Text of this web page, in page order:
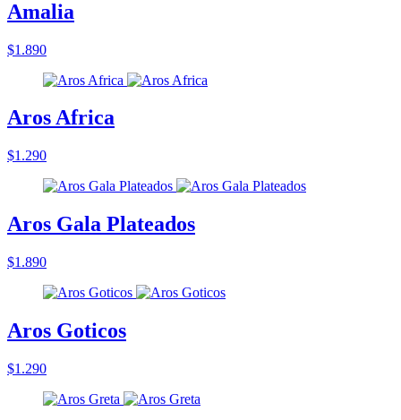
Amalia
$1.890
Aros Africa
$1.290
Aros Gala Plateados
$1.890
Aros Goticos
$1.290